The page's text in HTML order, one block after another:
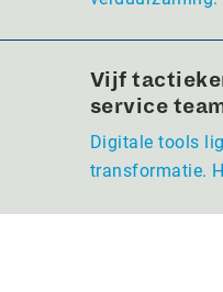
Vijf
service
Digitale tools
transformatie.